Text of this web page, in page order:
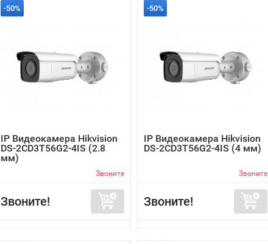
-50%
IP Видеокамера Hikvision
DS-2CD3T56G2-4IS (2.8
мм)
Звоните
Звоните!
-50%
IP Видеокамера Hikvision
DS-2CD3T56G2-4IS (4 мм)
Звоните
Звоните!